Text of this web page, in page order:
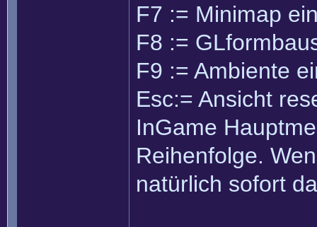
F7 := Minimap
F8 :=
F9 := Ambiente
Esc:= Ansicht
InGame
Reihenfolge.
natürlich sofort